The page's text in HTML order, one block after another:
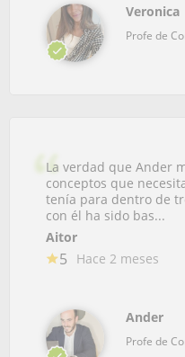
Veronica
Profe de
La verdad que Ander
conceptos que
tenía para dentro de
con él ha sido bas...
Aitor
5 Hace 2 meses
Ander
Profe de